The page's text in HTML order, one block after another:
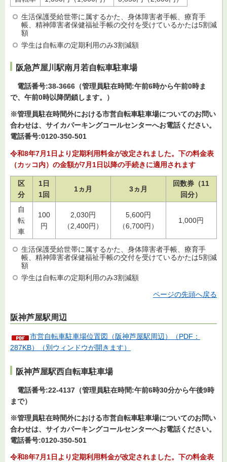
生活保護受給世帯に属するかた、身体障害者手帳、療育手
帳、精神障害者保健福祉手帳の交付を受けているかたは5割減
額
学生は自転車の定期利用のみ3割減額
阪急芦屋川駅南月若自転車駐車場
電話番号:38-3666（管理員駐在時間:午前6時から午前0時ま
で、午前0時以降閉鎖します。）
※管理員駐在時間外における市営自転車駐車場についてのお問い
合わせは、サイカパーキングコールセンターへお電話ください。
電話番号:0120-350-501
令和8年7月1日より定期利用料金が改定されました。下の料金表
（カッコ内）の金額が7月1日以降の手続きに適用されます
区
分
1日
1回
1ヵ月 3ヵ月
回数券（11
回分）
自
転
車
100
円
2,030円
（2,400円）
5,600円
（6,700円）
1,000円
生活保護受給世帯に属するかた、身体障害者手帳、療育手
帳、精神障害者保健福祉手帳の交付を受けているかたは5割減
額
学生は自転車の定期利用のみ3割減額
ページの先頭へ戻る
阪神芦屋駅周辺
市営自転車駐車場位置図（阪神芦屋駅周辺）（PDF：
287KB）（別ウィンドウが開きます）
阪神芦屋駅西自転車駐車場
電話番号:22-4137（管理員駐在時間:午前6時30分から午後9時
まで）
※管理員駐在時間外における市営自転車駐車場についてのお問い
合わせは、サイカパーキングコールセンターへお電話ください。
電話番号:0120-350-501
令和8年7月1日より定期利用料金が改定されました。下の料金表